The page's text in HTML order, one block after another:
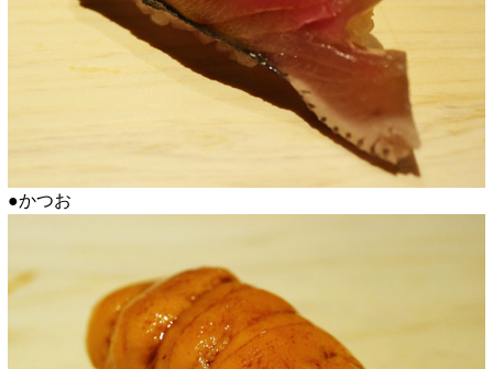
●かつお